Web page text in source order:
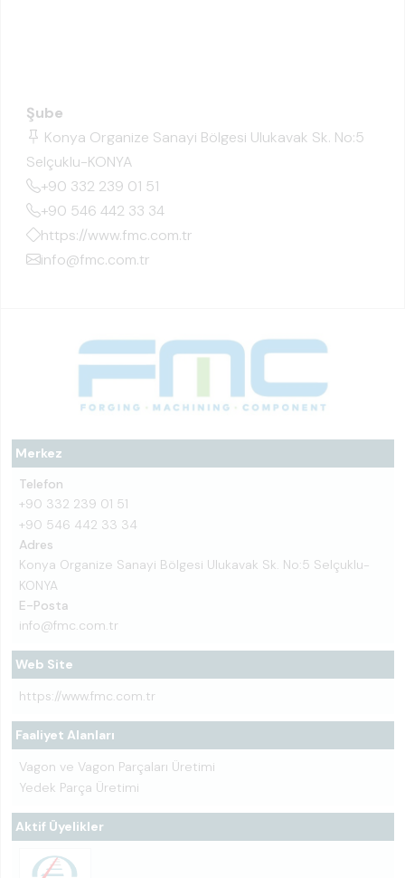
Merkez
Telefon
+90 332 239 01 51
+90 546 442 33 34
Adres
Konya Organize Sanayi Bölgesi Ulukavak Sk. No:5 Selçuklu-
KONYA
E-Posta
info@fmc.com.tr
Web Site
https://www.fmc.com.tr
Faaliyet Alanları
Vagon ve Vagon Parçaları Üretimi
Yedek Parça Üretimi
Aktif Üyelikler
Şube
Konya Organize Sanayi Bölgesi Ulukavak Sk. No:5
Selçuklu-KONYA
+90 332 239 01 51
+90 546 442 33 34
https://www.fmc.com.tr
info@fmc.com.tr